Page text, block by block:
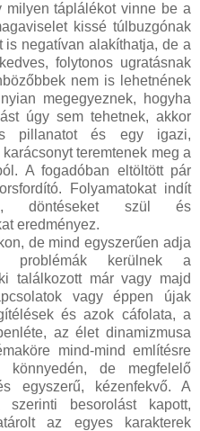
milyen táplálékot vinne be a
kissé túlbuzgónak
is negatívan alakíthatja, de a
folytonos ugratásnak
nem is lehetnének
megegyeznek, hogyha
úgy sem tehetnek, akkor
pillanatot és egy igazi,
teremtenek meg a
A fogadóban eltöltött pár
Folyamatokat indít
döntéseket szül és
eredményez.
de mind egyszerűen adja
problémák kerülnek a
találkozott már vagy majd
vagy éppen újak
és azok cáfolata, a
az élet dinamizmusa
mind-mind említésre
de megfelelő
egyszerű, kézenfekvő. A
szerinti besorolást kapott,
az egyes karakterek